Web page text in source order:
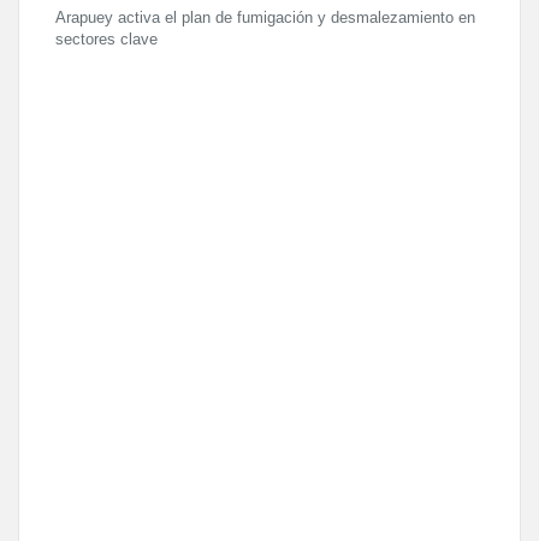
Arapuey activa el plan de fumigación y desmalezamiento en
sectores clave